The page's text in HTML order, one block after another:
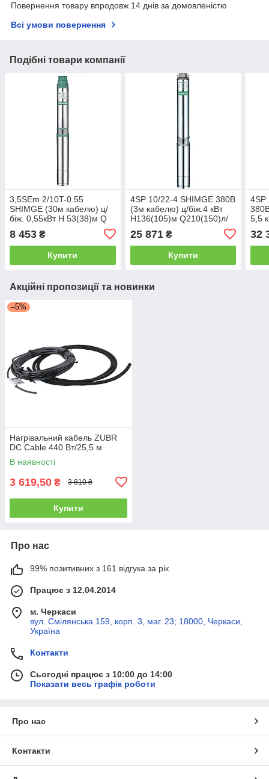
Повернення товару впродовж 14 днів за домовленістю
Всі умови повернення
Подібні товари компанії
3,5SЕm 2/10T-0.55
SHIMGE (30м кабелю) ц/
біж. 0,55кВт Н 53(38)м Q
8 453 ₴
Купити
4SP 10/22-4 SHIMGE 380В
(3м кабелю) ц/біж.4 кВт
Н136(105)м Q210(150)л/
25 871₴
Купити
4SP
5,5
32
Акційні пропозиції та новинки
–5%
Нагрівальний кабель ZUBR
DC Cable 440 Вт/25,5 м
В наявності
3 619,50 ₴ 3 810 ₴
Купити
Про нас
99% позитивних з 161 відгука за рік
Працює з 12.04.2014
м. Черкаси
вул. Смілянська 159, корп. 3, маг. 23; 18000, Черкаси,
Україна
Контакти
Сьогодні працює з 10:00 до 14:00
Показати весь графік роботи
Про нас
Контакти